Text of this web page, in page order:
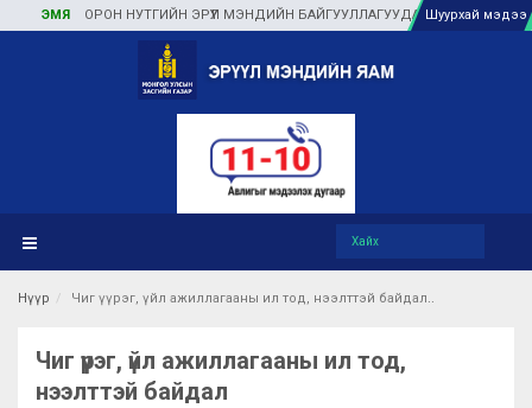
ЭМЯОРОН НУТГИЙН ЭРҮҮЛ МЭНДИЙН БАЙГУУЛЛАГУУДАД ТУЛГАМДАЖ
Шуурхай мэдээ
Нүүр Чиг үүрэг, үйл ажиллагааны ил тод, нээлттэй байдал
Чиг үүрэг, үйл ажиллагааны ил тод,
нээлттэй байдал